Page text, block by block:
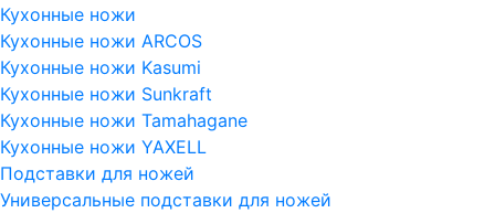
Кухонные ножи
Кухонные ножи ARCOS
Кухонные ножи Kasumi
Кухонные ножи Sunkraft
Кухонные ножи Tamahagane
Кухонные ножи YAXELL
Подставки для ножей
Универсальные подставки для ножей